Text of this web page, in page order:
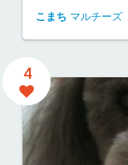
こまち マルチーズ
4